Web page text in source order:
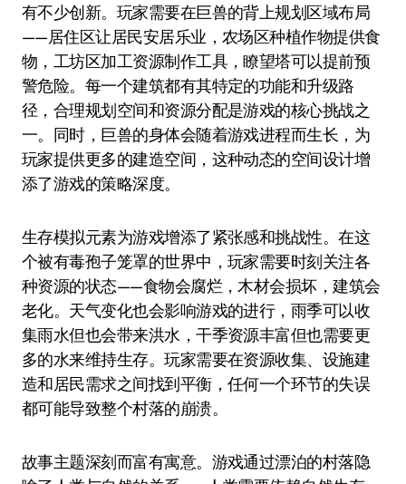
有不少创新。玩家需要在巨兽的背上规划区域布局
——居住区让居民安居乐业，农场区种植作物提供食
物，工坊区加工资源制作工具，瞭望塔可以提前预
警危险。每一个建筑都有其特定的功能和升级路
径，合理规划空间和资源分配是游戏的核心挑战之
一。同时，巨兽的身体会随着游戏进程而生长，为
玩家提供更多的建造空间，这种动态的空间设计增
添了游戏的策略深度。
生存模拟元素为游戏增添了紧张感和挑战性。在这
个被有毒孢子笼罩的世界中，玩家需要时刻关注各
种资源的状态——食物会腐烂，木材会损坏，建筑会
老化。天气变化也会影响游戏的进行，雨季可以收
集雨水但也会带来洪水，干季资源丰富但也需要更
多的水来维持生存。玩家需要在资源收集、设施建
造和居民需求之间找到平衡，任何一个环节的失误
都可能导致整个村落的崩溃。
故事主题深刻而富有寓意。游戏通过漂泊的村落隐